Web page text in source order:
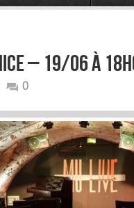
– 19/06 à
0